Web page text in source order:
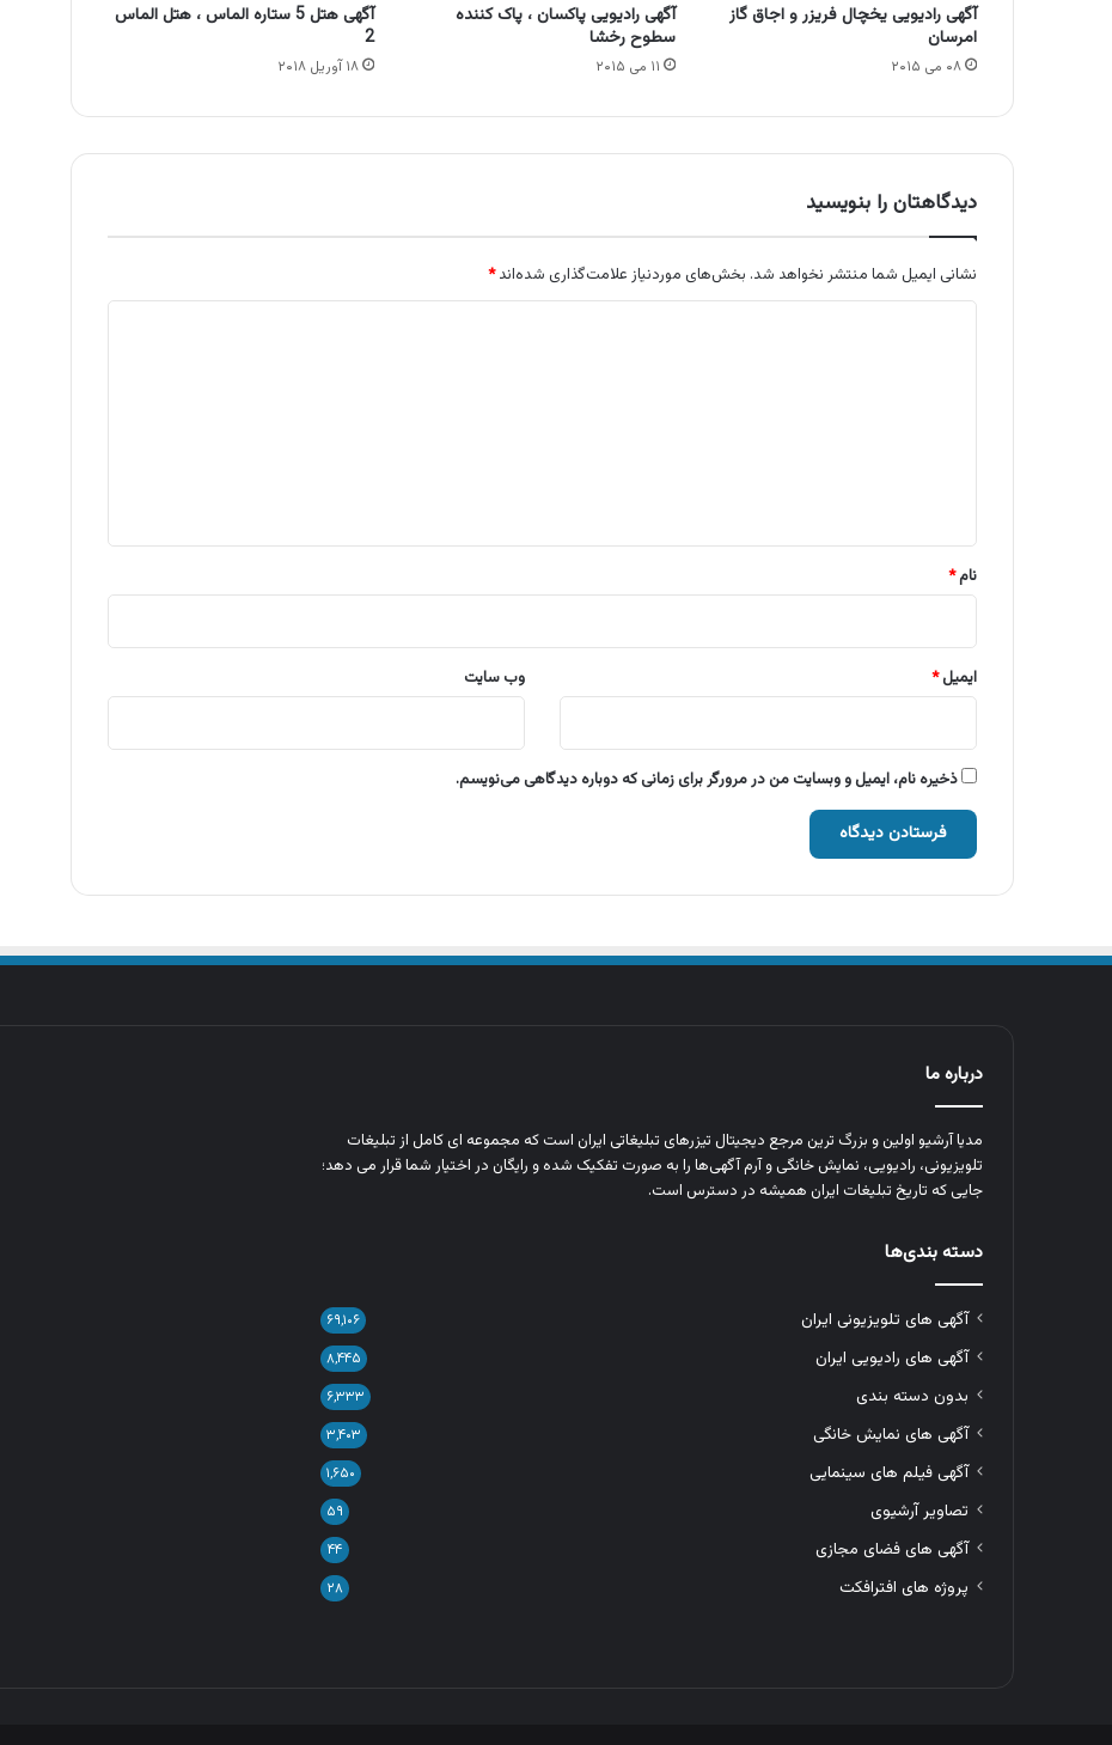
آگهی رادیویی یخچال فریزر و اجاق گاز
امرسان
۰۸ می ۲۰۱۵
آگهی رادیویی پاکسان ، پاک کننده
سطوح رخشا
۱۱ می ۲۰۱۵
آگهی هتل 5 ستاره الماس ، هتل الماس
2
۱۸ آوریل ۲۰۱۸
دیدگاهتان را بنویسید
نشانی ایمیل شما منتشر نخواهد شد. بخش‌های موردنیاز علامت‌گذاری شده‌اند*
نام*
ایمیل* وب‌ سایت
ذخیره نام، ایمیل و وبسایت من در مرورگر برای زمانی که دوباره دیدگاهی می‌نویسم.
درباره ما
مدیا آرشیو اولین و بزرگ‌ ترین مرجع دیجیتال تیزرهای تبلیغاتی ایران است که مجموعه‌ ای کامل از تبلیغات
تلویزیونی، رادیویی، نمایش خانگی و آرم‌ آگهی‌ها را به‌ صورت تفکیک‌ شده و رایگان در اختیار شما قرار می‌ دهد؛
جایی که تاریخ تبلیغات ایران همیشه در دسترس است.
دسته بندی‌ها
آگهی های تلویزیونی ایران ۶۹,۱۰۶
آگهی های رادیویی ایران ۸,۴۴۵
بدون دسته بندی ۶,۳۳۳
آگهی های نمایش خانگی ۳,۴۰۳
آگهی فیلم های سینمایی ۱,۶۵۰
تصاویر آرشیوی ۵۹
آگهی های فضای مجازی ۴۴
پروژه های افترافکت ۲۸